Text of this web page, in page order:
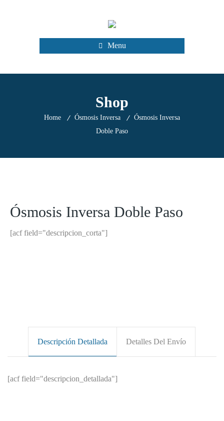
Menu
Shop
Home Ósmosis Inversa
Ósmosis Inversa
Doble Paso
Ósmosis Inversa Doble Paso
[acf field="descripcion_corta"]
Descripción Detallada Detalles Del Envío
[acf field="descripcion_detallada"]